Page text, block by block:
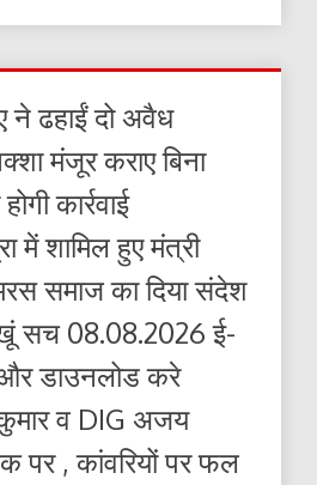
ने ढहाईं दो अवैध
मंजूर कराए बिना
कार्रवाई
में शामिल हुए मंत्री
समाज का दिया संदेश
सच 08.08.2026 ई-
डाउनलोड करे
व DIG अजय
पर , कांवरियों पर फल